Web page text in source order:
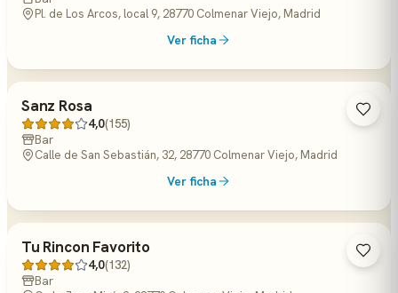
Pl. de Los Arcos, local 9, 28770 Colmenar Viejo, Madrid
Ver ficha
Sanz Rosa
4,0(155)
Bar
Calle de San Sebastián, 32, 28770 Colmenar Viejo, Madrid
Ver ficha
Tu Rincon Favorito
4,0(132)
Bar